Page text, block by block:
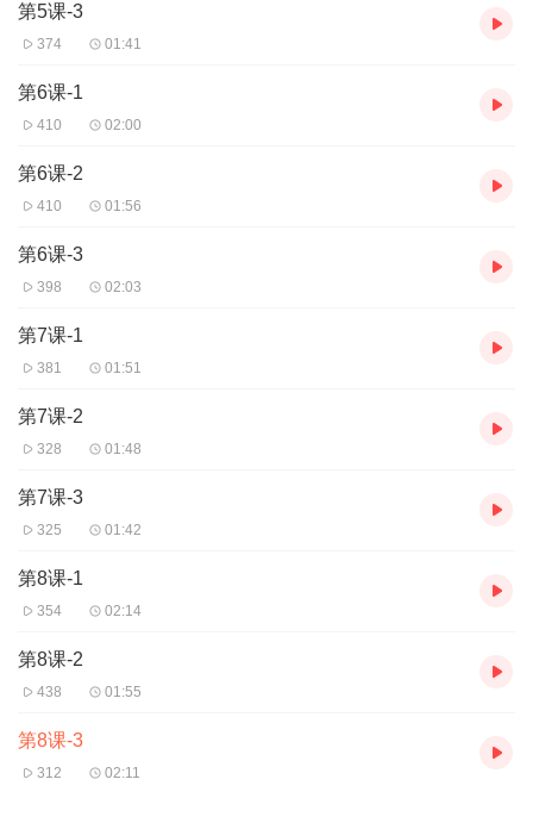
第5课-3
374 01:41
第6课-1
410 02:00
第6课-2
410 01:56
第6课-3
398 02:03
第7课-1
381 01:51
第7课-2
328 01:48
第7课-3
325 01:42
第8课-1
354 02:14
第8课-2
438 01:55
第8课-3
312 02:11